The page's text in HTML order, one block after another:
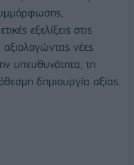
εξελίξεις στις
αξιολογώντας νέες
υπευθυνότητα, τη
δημιουργία αξίας.